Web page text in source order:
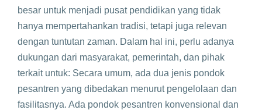
besar untuk menjadi pusat pendidikan yang tidak
hanya mempertahankan tradisi, tetapi juga relevan
dengan tuntutan zaman. Dalam hal ini, perlu adanya
dukungan dari masyarakat, pemerintah, dan pihak
terkait untuk: Secara umum, ada dua jenis pondok
pesantren yang dibedakan menurut pengelolaan dan
fasilitasnya. Ada pondok pesantren konvensional dan